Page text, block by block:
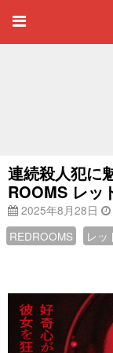
連続殺人犯に
ROOMS レッ
2025年8月28日
REDROOMS
レッ